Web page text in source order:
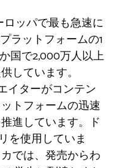
ッパで最も急速に
ラットフォームの1
国で2,000万人以上
しています。
イターがコンテン
トフォームの迅速
進しています。ド
を使用していま
では、発売からわ